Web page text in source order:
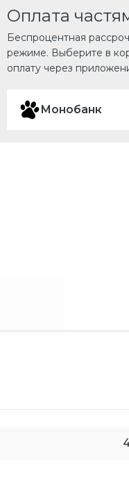
Оплата
Беспроцентная
режиме. Выберите в
оплату через
Монобанк